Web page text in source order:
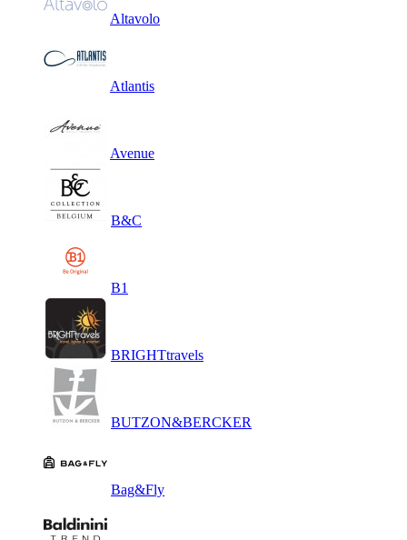
Altavolo
Atlantis
Avenue
B&C
B1
BRIGHTtravels
BUTZON&BERCKER
Bag&Fly